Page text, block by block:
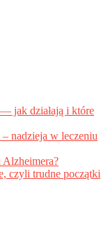
jak działają i które
nadzieja w leczeniu
Alzheimera?
czyli trudne początki